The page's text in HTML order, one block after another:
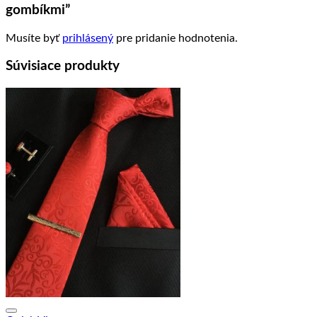
gombíkmi”
Musíte byť prihlásený pre pridanie hodnotenia.
Súvisiace produkty